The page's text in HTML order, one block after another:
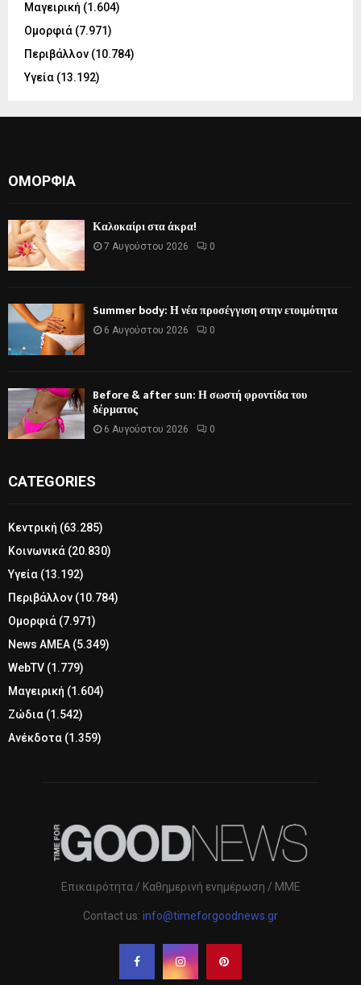
Μαγειρική (1.604)
Ομορφιά (7.971)
Περιβάλλον (10.784)
Υγεία (13.192)
ΟΜΟΡΦΙΆ
Καλοκαίρι στα άκρα!
7 Αυγούστου 2026 0
Summer body: Η νέα προσέγγιση στην ετοιμότητα
6 Αυγούστου 2026 0
Before & after sun: Η σωστή φροντίδα του
δέρματος
6 Αυγούστου 2026 0
CATEGORIES
Κεντρική (63.285)
Κοινωνικά (20.830)
Υγεία (13.192)
Περιβάλλον (10.784)
Ομορφιά (7.971)
News ΑΜΕΑ (5.349)
WebTV (1.779)
Μαγειρική (1.604)
Ζώδια (1.542)
Ανέκδοτα (1.359)
Επικαιρότητα / Καθημερινή ενημέρωση / ΜΜΕ
Contact us: info@timeforgoodnews.gr